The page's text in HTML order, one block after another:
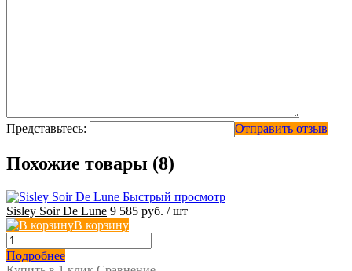
Представьтесь: Отправить отзыв
Похожие товары (8)
Быстрый просмотр
Sisley Soir De Lune 9 585 руб. / шт
В корзину
Подробнее